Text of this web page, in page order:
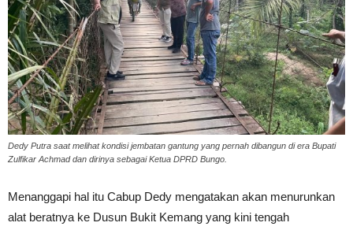
Dedy Putra saat melihat kondisi jembatan gantung yang pernah dibangun di era Bupati
Zulfikar Achmad dan dirinya sebagai Ketua DPRD Bungo.
Menanggapi hal itu Cabup Dedy mengatakan akan menurunkan
alat beratnya ke Dusun Bukit Kemang yang kini tengah